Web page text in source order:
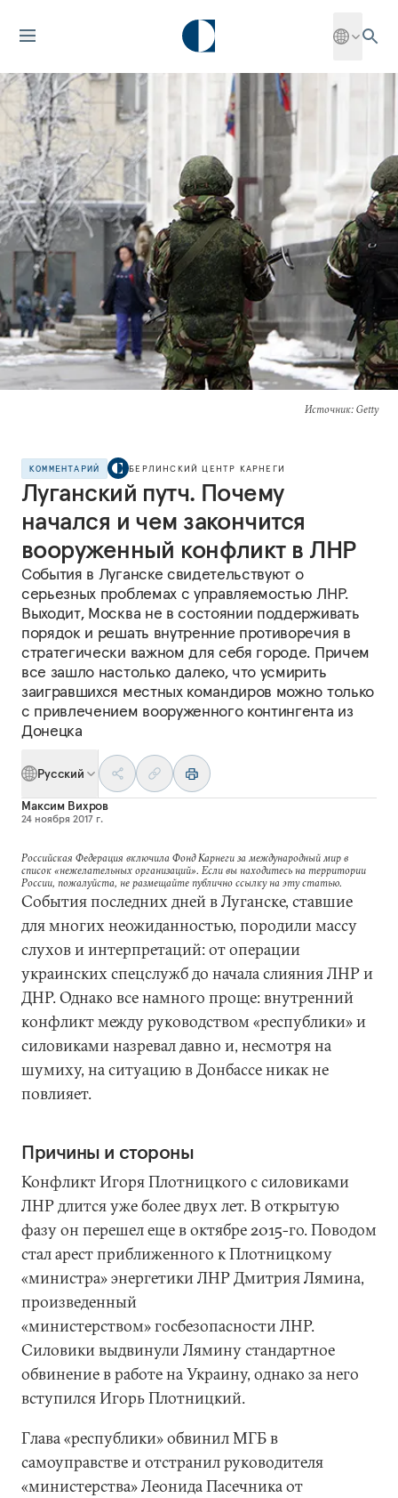
Источник: Getty
КОММЕНТАРИЙ БЕРЛИНСКИЙ ЦЕНТР КАРНЕГИ
Луганский путч. Почему
начался и чем закончится
вооруженный конфликт в ЛНР
События в Луганске свидетельствуют о
серьезных проблемах с управляемостью ЛНР.
Выходит, Москва не в состоянии поддерживать
порядок и решать внутренние противоречия в
стратегически важном для себя городе. Причем
все зашло настолько далеко, что усмирить
заигравшихся местных командиров можно только
с привлечением вооруженного контингента из
Донецка
Русский
Максим Вихров
24 ноября 2017 г.
Российская Федерация включила Фонд Карнеги за международный мир в
список «нежелательных организаций». Если вы находитесь на территории
России, пожалуйста, не размещайте публично ссылку на эту статью.
События последних дней в Луганске, ставшие
для многих неожиданностью, породили массу
слухов и интерпретаций: от операции
украинских спецслужб до начала слияния ЛНР и
ДНР. Однако все намного проще: внутренний
конфликт между руководством «республики» и
силовиками назревал давно и, несмотря на
шумиху, на ситуацию в Донбассе никак не
повлияет.
Причины и стороны
Конфликт Игоря Плотницкого с силовиками
ЛНР длится уже более двух лет. В открытую
фазу он перешел еще в октябре 2015-го. Поводом
стал арест приближенного к Плотницкому
«министра» энергетики ЛНР Дмитрия Лямина,
произведенный
«министерством» госбезопасности ЛНР.
Силовики выдвинули Лямину стандартное
обвинение в работе на Украину, однако за него
вступился Игорь Плотницкий.
Глава «республики» обвинил МГБ в
самоуправстве и отстранил руководителя
«министерства» Леонида Пасечника от